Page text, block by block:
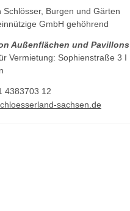
Schlösser, Burgen und Gärten
GmbH gehöhrend
Außenflächen und Pavillons
Vermietung: Sophienstraße 3 I
4383703 12
sachsen.de